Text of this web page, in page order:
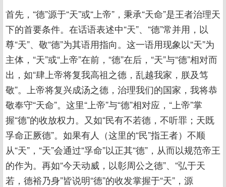
首先，“德”源于“天”或“上帝”，秉承“天命”是王者治理天
下的首要条件。在话语表述中“天”、“德”常并用，以
尊“天”、敬“德”为其语用指向。这一语用现象以“天”为
主体，“天”或“上帝”在前，“德”在后，“天”与“德”相对而
出，如“肆上帝将复我高祖之德，乱越我家，朕及笃
敬”。上帝将复兴成汤之德，治理我们的国家，我将恭
敬奉守“天命”。这里“上帝”与“德”相对应，“上帝”掌
握“德”的收放权力。又如“民有不若德，不听罪；天既
孚命正厥德”。如果有人（这里的“民”指王者）不顺
从“天”，“天”会通过“孚命”以正其“德”，从而以规范帝王
的作为。再如“今天动威，以彰周公之德”、“弘于天
若，德裕乃身”皆说明“德”的收发掌握于“天”，源